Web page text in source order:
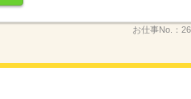
お仕事No.：